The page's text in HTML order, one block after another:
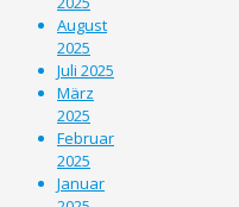
August
2025
Juli 2025
März
2025
Februar
2025
Januar